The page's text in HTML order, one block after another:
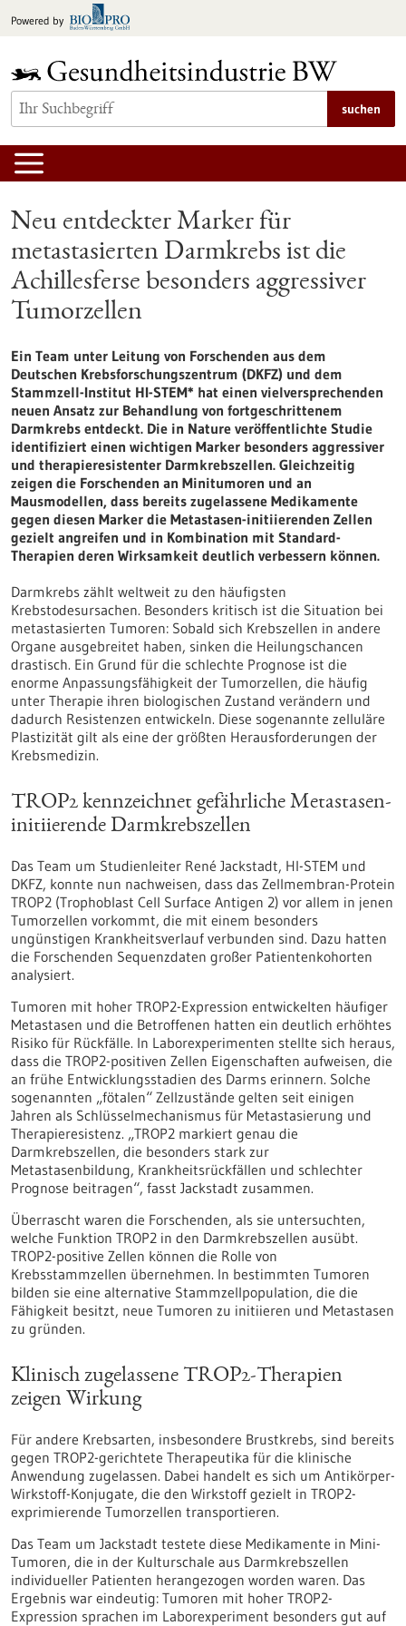
Inhalt
Powered by
suchen
Neu entdeckter Marker für
metastasierten Darmkrebs ist die
Achillesferse besonders aggressiver
Tumorzellen
Ein Team unter Leitung von Forschenden aus dem
Deutschen Krebsforschungszentrum (DKFZ) und dem
Stammzell-Institut HI-STEM* hat einen vielversprechenden
neuen Ansatz zur Behandlung von fortgeschrittenem
Darmkrebs entdeckt. Die in Nature veröffentlichte Studie
identifiziert einen wichtigen Marker besonders aggressiver
und therapieresistenter Darmkrebszellen. Gleichzeitig
zeigen die Forschenden an Minitumoren und an
Mausmodellen, dass bereits zugelassene Medikamente
gegen diesen Marker die Metastasen-initiierenden Zellen
gezielt angreifen und in Kombination mit Standard-
Therapien deren Wirksamkeit deutlich verbessern können.
Darmkrebs zählt weltweit zu den häufigsten
Krebstodesursachen. Besonders kritisch ist die Situation bei
metastasierten Tumoren: Sobald sich Krebszellen in andere
Organe ausgebreitet haben, sinken die Heilungschancen
drastisch. Ein Grund für die schlechte Prognose ist die
enorme Anpassungsfähigkeit der Tumorzellen, die häufig
unter Therapie ihren biologischen Zustand verändern und
dadurch Resistenzen entwickeln. Diese sogenannte zelluläre
Plastizität gilt als eine der größten Herausforderungen der
Krebsmedizin.
TROP2 kennzeichnet gefährliche Metastasen-
initiierende Darmkrebszellen
Das Team um Studienleiter René Jackstadt, HI-STEM und
DKFZ, konnte nun nachweisen, dass das Zellmembran-Protein
TROP2 (Trophoblast Cell Surface Antigen 2) vor allem in jenen
Tumorzellen vorkommt, die mit einem besonders
ungünstigen Krankheitsverlauf verbunden sind. Dazu hatten
die Forschenden Sequenzdaten großer Patientenkohorten
analysiert.
Tumoren mit hoher TROP2-Expression entwickelten häufiger
Metastasen und die Betroffenen hatten ein deutlich erhöhtes
Risiko für Rückfälle. In Laborexperimenten stellte sich heraus,
dass die TROP2-positiven Zellen Eigenschaften aufweisen, die
an frühe Entwicklungsstadien des Darms erinnern. Solche
sogenannten „fötalen“ Zellzustände gelten seit einigen
Jahren als Schlüsselmechanismus für Metastasierung und
Therapieresistenz. „TROP2 markiert genau die
Darmkrebszellen, die besonders stark zur
Metastasenbildung, Krankheitsrückfällen und schlechter
Prognose beitragen“, fasst Jackstadt zusammen.
Überrascht waren die Forschenden, als sie untersuchten,
welche Funktion TROP2 in den Darmkrebszellen ausübt.
TROP2-positive Zellen können die Rolle von
Krebsstammzellen übernehmen. In bestimmten Tumoren
bilden sie eine alternative Stammzellpopulation, die die
Fähigkeit besitzt, neue Tumoren zu initiieren und Metastasen
zu gründen.
Klinisch zugelassene TROP2-Therapien
zeigen Wirkung
Für andere Krebsarten, insbesondere Brustkrebs, sind bereits
gegen TROP2-gerichtete Therapeutika für die klinische
Anwendung zugelassen. Dabei handelt es sich um Antikörper-
Wirkstoff-Konjugate, die den Wirkstoff gezielt in TROP2-
exprimierende Tumorzellen transportieren.
Das Team um Jackstadt testete diese Medikamente in Mini-
Tumoren, die in der Kulturschale aus Darmkrebszellen
individueller Patienten herangezogen worden waren. Das
Ergebnis war eindeutig: Tumoren mit hoher TROP2-
Expression sprachen im Laborexperiment besonders gut auf